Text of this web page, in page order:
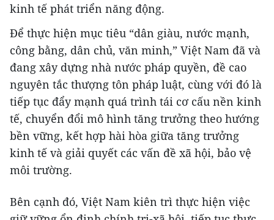
kinh tế phát triển năng động.
Để thực hiện mục tiêu “dân giàu, nước mạnh,
công bằng, dân chủ, văn minh,” Việt Nam đã và
đang xây dựng nhà nước pháp quyền, đề cao
nguyên tắc thượng tôn pháp luật, cùng với đó là
tiếp tục đẩy mạnh quá trình tái cơ cấu nền kinh
tế, chuyển đổi mô hình tăng trưởng theo hướng
bền vững, kết hợp hài hòa giữa tăng trưởng
kinh tế và giải quyết các vấn đề xã hội, bảo vệ
môi trường.
Bên cạnh đó, Việt Nam kiên trì thực hiện việc